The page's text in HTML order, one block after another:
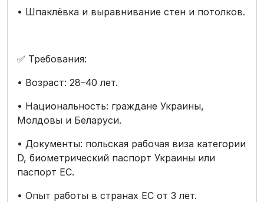
• Шпаклёвка и выравнивание стен и потолков.
✅ Требования:
• Возраст: 28–40 лет.
• Национальность: граждане Украины,
Молдовы и Беларуси.
• Документы: польская рабочая виза категории
D, биометрический паспорт Украины или
паспорт ЕС.
• Опыт работы в странах ЕС от 3 лет.